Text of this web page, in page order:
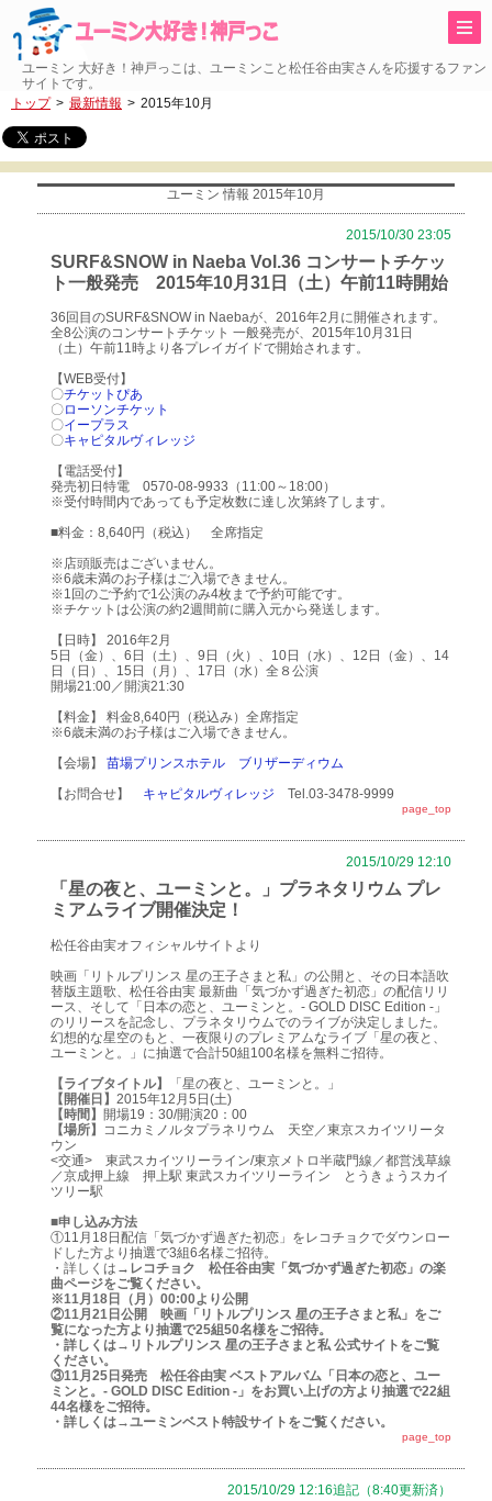
ユーミン 大好き！神戸っこは、ユーミンこと松任谷由実さんを応援するファン
サイトです。
トップ
最新情報 2015年10月
ユーミン 情報 2015年10月
2015/10/30 23:05
SURF&SNOW in Naeba Vol.36 コンサートチケッ
ト一般発売 2015年10月31日（土）午前11時開始
36回目のSURF&SNOW in Naebaが、2016年2月に開催されます。
全8公演のコンサートチケット 一般発売が、2015年10月31日
（土）午前11時より各プレイガイドで開始されます。
【WEB受付】
〇チケットぴあ
〇ローソンチケット
〇イープラス
〇キャピタルヴィレッジ
【電話受付】
発売初日特電 0570-08-9933（11:00～18:00）
※受付時間内であっても予定枚数に達し次第終了します。
■料金：8,640円（税込） 全席指定
※店頭販売はございません。
※6歳未満のお子様はご入場できません。
※1回のご予約で1公演のみ4枚まで予約可能です。
※チケットは公演の約2週間前に購入元から発送します。
【日時】 2016年2月
5日（金）、6日（土）、9日（火）、10日（水）、12日（金）、14
日（日）、15日（月）、17日（水）全８公演
開場21:00／開演21:30
【料金】 料金8,640円（税込み）全席指定
※6歳未満のお子様はご入場できません。
【会場】 苗場プリンスホテル ブリザーディウム
【お問合せ】
キャピタルヴィレッジ Tel.03-3478-9999
page_top
2015/10/29 12:10
「星の夜と、ユーミンと。」プラネタリウム プレ
ミアムライブ開催決定！
松任谷由実オフィシャルサイトより
映画「リトルプリンス 星の王子さまと私」の公開と、その日本語吹
替版主題歌、松任谷由実 最新曲「気づかず過ぎた初恋」の配信リリ
ース、そして「日本の恋と、ユーミンと。- GOLD DISC Edition -」
のリリースを記念し、プラネタリウムでのライブが決定しました。
幻想的な星空のもと、一夜限りのプレミアムなライブ「星の夜と、
ユーミンと。」に抽選で合計50組100名様を無料ご招待。
【ライブタイトル】
「星の夜と、ユーミンと。」
【開催日】 2015年12月5日(土)
【時間】 開場19：30/開演20：00
【場所】
コニカミノルタプラネリウム 天空／東京スカイツリータ
ウン
<交通> 東武スカイツリーライン/東京メトロ半蔵門線／都営浅草線
／京成押上線 押上駅 東武スカイツリーライン とうきょうスカイ
ツリー駅
■申し込み方法
①11月18日配信「気づかず過ぎた初恋」をレコチョクでダウンロー
ドした方より抽選で3組6名様ご招待。
・詳しくは→ レコチョク 松任谷由実「気づかず過ぎた初恋」 の楽
曲ページをご覧ください。
※11月18日（月）00:00より公開
②11月21日公開 映画「リトルプリンス 星の王子さまと私」をご
覧になった方より抽選で25組50名様をご招待。
・詳しくは→ リトルプリンス 星の王子さまと私 公式サイト をご覧
ください。
③11月25日発売 松任谷由実 ベストアルバム「日本の恋と、ユー
ミンと。- GOLD DISC Edition -」をお買い上げの方より抽選で22組
44名様をご招待。
・詳しくは→ユーミンベスト特設サイト をご覧ください。
page_top
2015/10/29 12:16追記（8:40更新済）